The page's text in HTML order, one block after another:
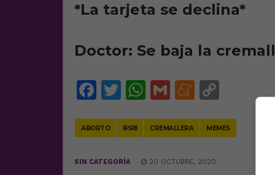
*La tarjeta se declina*
Doctor: Se baja la
Facebook
Twitter
WhatsApp
Gmail
ABORTO BS18 CREMALLERA MEMES
SIN CATEGORÍA 20 OCTUBRE, 2020